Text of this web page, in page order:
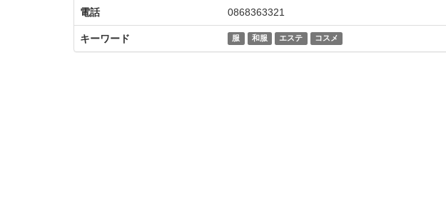
電話 0868363321
キーワード 服 和服 エステ コスメ